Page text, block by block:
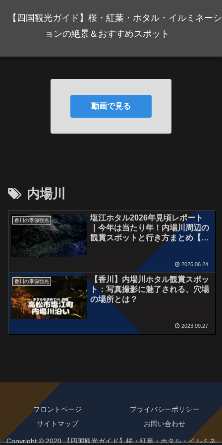
【四国観光ガイド】桜・紅葉・ホタル・イルミネーシ
ョンの絶景＆おすすめスポット
動画で見る
内場川
香川の季節観光
塩江ホタル2026年見頃レポート
｜今年は当たり年！内場川周辺の
観賞スポットと行き方まとめ【香
2026.06.24
香川の季節観光
【香川】内場川ホタル観賞スポッ
ト：写真撮影に魅了される、穴場
の場所とは？
2023.09.27
フロントページ
プライバシーポリシー
サイトマップ
お問い合わせ
Copyright © 2020 【四国観光ガイド】桜・紅葉・ホタル・イルミネ